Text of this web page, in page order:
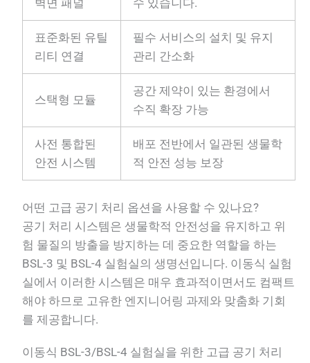
벽면 패널 수 있습니다.
표준화된 유틸
리티 연결
필수 서비스의 설치 및 유지
관리 간소화
스택형 모듈
공간 제약이 있는 환경에서
수직 확장 가능
사전 통합된
안전 시스템
배포 전반에서 일관된 생물학
적 안전 성능 보장
어떤 고급 공기 처리 옵션을 사용할 수 있나요?
공기 처리 시스템은 생물학적 안전성을 유지하고 위
험 물질의 방출을 방지하는 데 중요한 역할을 하는
BSL-3 및 BSL-4 실험실의 생명선입니다. 이동식 실험
실에서 이러한 시스템은 매우 효과적이면서도 컴팩트
해야 하므로 고유한 엔지니어링 과제와 맞춤화 기회
를 제공합니다.
이동식 BSL-3/BSL-4 실험실을 위한 고급 공기 처리